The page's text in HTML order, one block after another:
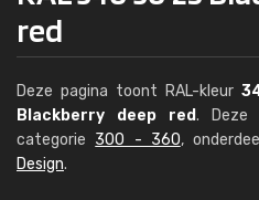
red
Deze pagina toont RAL-kleur
Blackberry deep red. Deze
categorie 300 - 360,
Design.